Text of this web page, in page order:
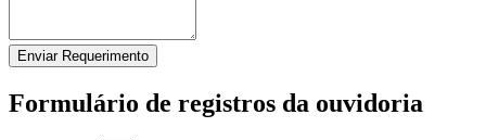
Enviar Requerimento
Formulário de registros da ouvidoria